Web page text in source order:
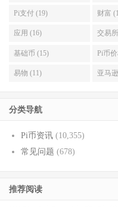
Pi支付 (19) 财富
应用 (16) 交易
基础币 (15) Pi币
易物 (11) 亚马
分类导航
Pi币资讯 (10,355)
常见问题 (678)
推荐阅读